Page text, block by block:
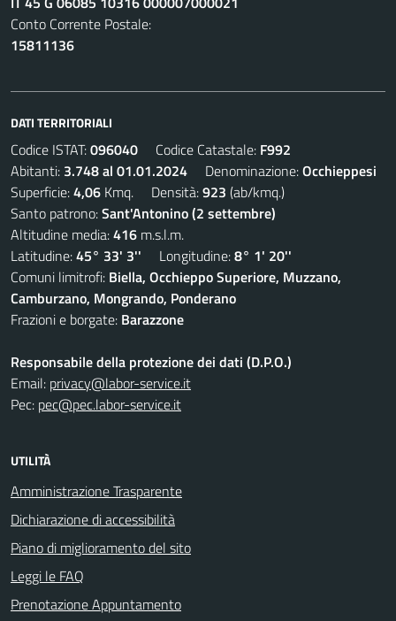
Conto Corrente Postale:
15811136
DATI TERRITORIALI
Codice ISTAT:096040 Codice Catastale: F992
Abitanti: 3.748 al 01.01.2024 Denominazione:Occhieppesi
Superficie:4,06 Kmq. Densità:923 (ab/kmq.)
Santo patrono:Sant'Antonino (2 settembre)
Altitudine media:416 m.s.l.m.
Latitudine:45° 33' 3'' Longitudine:8° 1' 20''
Comuni limitrofi: Biella, Occhieppo Superiore, Muzzano,
Camburzano, Mongrando, Ponderano
Frazioni e borgate: Barazzone
Responsabile della protezione dei dati (D.P.O.)
Email: privacy@labor-service.it
Pec: pec@pec.labor-service.it
UTILITÀ
Amministrazione Trasparente
Dichiarazione di accessibilità
Piano di miglioramento del sito
Leggi le FAQ
Prenotazione Appuntamento